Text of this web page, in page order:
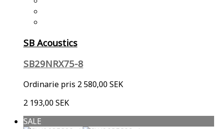
SB Acoustics
SB29NRX75-8
Ordinarie pris 2 580,00 SEK
2 193,00 SEK
SALE